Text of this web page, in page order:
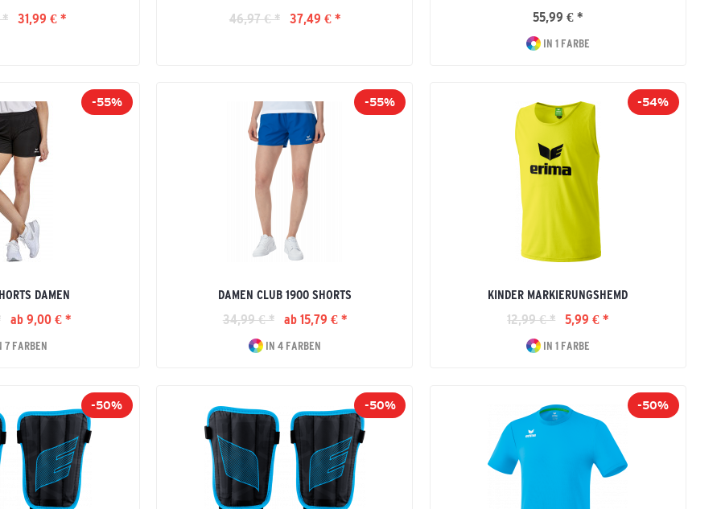
*
31,99 € *
46,97 € *
37,49 € *
55,99 € *
IN 1 FARBE
-55%
DAMEN
ab 9,00 € *
FARBEN
-55%
DAMEN CLUB 1900 SHORTS
34,99 € *
ab 15,79 € *
IN 4 FARBEN
-54%
KINDER MARKIERUNGSHEMD
12,99 € *
5,99 € *
IN 1 FARBE
-50% -50% -50%